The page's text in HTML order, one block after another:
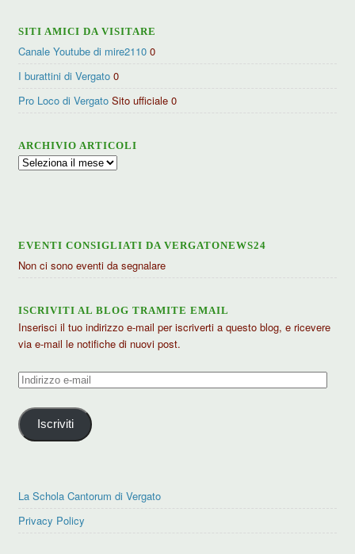
SITI AMICI DA VISITARE
Canale Youtube di mire2110 0
I burattini di Vergato 0
Pro Loco di Vergato Sito ufficiale 0
ARCHIVIO ARTICOLI
Archivio
EVENTI CONSIGLIATI DA VERGATONEWS24
Non ci sono eventi da segnalare
ISCRIVITI AL BLOG TRAMITE EMAIL
Inserisci il tuo indirizzo e-mail per iscriverti a questo blog, e ricevere
via e-mail le notifiche di nuovi post.
Indirizzo
mail
Iscriviti
La Schola Cantorum di Vergato
Privacy Policy